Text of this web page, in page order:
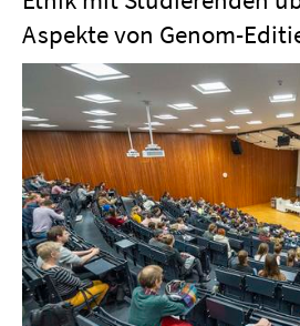
Aspekte von Genom-